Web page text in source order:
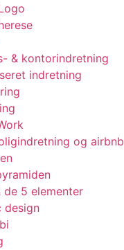
& kontorindretning
indretning
og airbnb
de 5 elementer
design